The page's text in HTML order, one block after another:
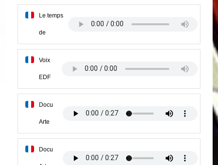
Le temps
de
Voix
EDF
Docu
Arte
Docu